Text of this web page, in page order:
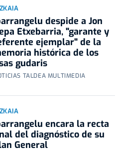
despide a Jon
Etxebarria, "garante y
ejemplar" de la
histórica de los
gudaris
TALDEA MULTIMEDIA
encara la recta
del diagnóstico de su
General